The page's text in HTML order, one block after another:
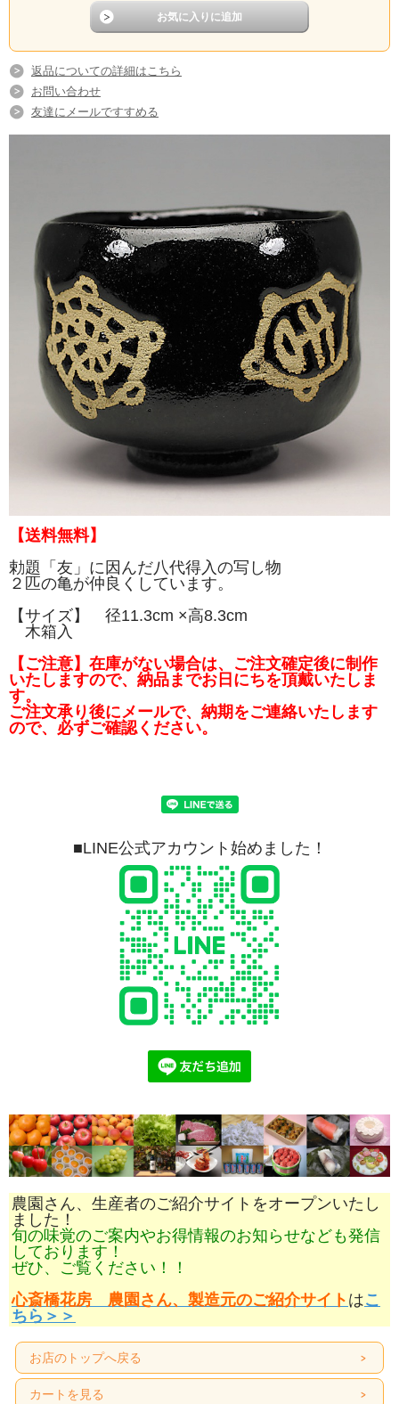
返品についての詳細はこちら
お問い合わせ
友達にメールですすめる
【送料無料】
勅題「友」に因んだ八代得入の写し物
２匹の亀が仲良くしています。
【サイズ】 径11.3cm ×高8.3cm
木箱入
【ご注意】在庫がない場合は、ご注文確定後に制作
いたしますので、納品までお日にちを頂戴いたしま
す。
ご注文承り後にメールで、納期をご連絡いたします
ので、必ずご確認ください。
■LINE公式アカウント始めました！
農園さん、生産者のご紹介サイトをオープンいたし
ました！
旬の味覚のご案内やお得情報のお知らせなども発信
しております！
ぜひ、ご覧ください！！
心斎橋花房 農園さん、製造元のご紹介サイト はこ
ちら＞＞
お店のトップへ戻る
カートを見る